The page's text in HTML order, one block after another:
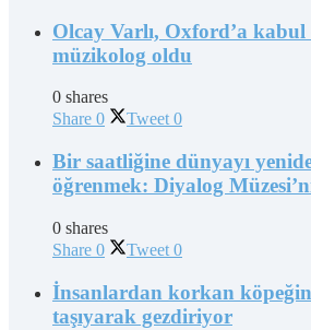
Olcay Varlı, Oxford’a
müzikolog oldu
0 shares
Share 0 Tweet 0
Bir saatliğine dünyayı
öğrenmek: Diyalog
0 shares
Share 0 Tweet 0
İnsanlardan korkan
taşıyarak gezdiriyor